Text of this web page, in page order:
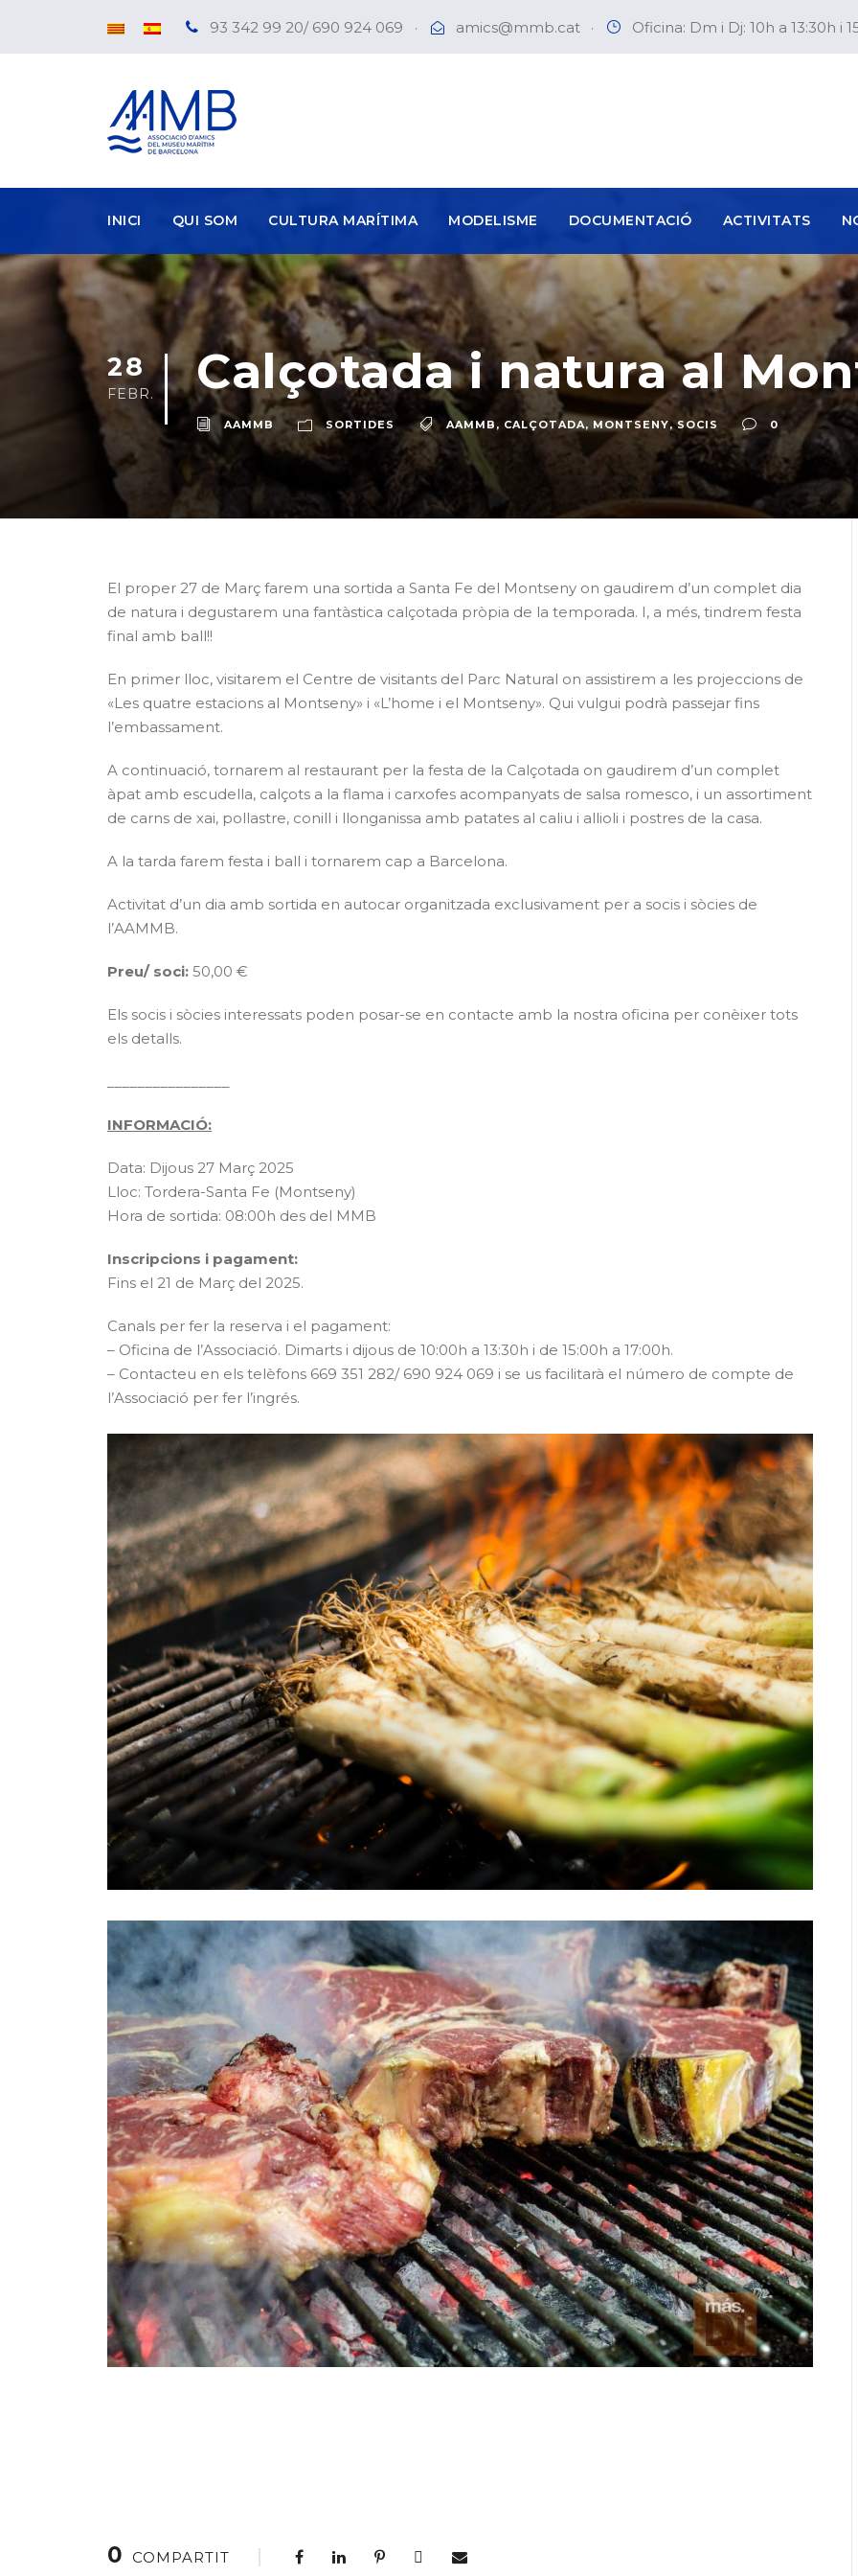
93 342 99 20/ 690 924 069 · amics@mmb.cat · Oficina: Dm i Dj: 10h a 13:30h i
INICI QUI SOM CULTURA MARÍTIMA MODELISME DOCUMENTACIÓ ACTIVITATS
28
FEBR. Calçotada i natura al
AAMMB SORTIDES AAMMB , CALÇOTADA, MONTSENY, SOCIS 0
El proper 27 de Març farem una sortida a Santa Fe del Montseny on gaudirem d’un complet dia
de natura i degustarem una fantàstica calçotada pròpia de la temporada. I, a més, tindrem festa
final amb ball!!
En primer lloc, visitarem el Centre de visitants del Parc Natural on assistirem a les projeccions de
«Les quatre estacions al Montseny» i «L’home i el Montseny». Qui vulgui podrà passejar fins
l’embassament.
A continuació, tornarem al restaurant per la festa de la Calçotada on gaudirem d’un complet
àpat amb escudella, calçots a la flama i carxofes acompanyats de salsa romesco, i un assortiment
de carns de xai, pollastre, conill i llonganissa amb patates al caliu i allioli i postres de la casa.
A la tarda farem festa i ball i tornarem cap a Barcelona.
Activitat d’un dia amb sortida en autocar organitzada exclusivament per a socis i sòcies de
l’AAMMB.
Preu/ soci: 50,00 €
Els socis i sòcies interessats poden posar-se en contacte amb la nostra oficina per conèixer tots
els detalls.
INFORMACIÓ:
Data: Dijous 27 Març 2025
Lloc: Tordera-Santa Fe (Montseny)
Hora de sortida: 08:00h des del MMB
Inscripcions i pagament:
Fins el 21 de Març del 2025.
Canals per fer la reserva i el pagament:
– Oficina de l’Associació. Dimarts i dijous de 10:00h a 13:30h i de 15:00h a 17:00h.
– Contacteu en els telèfons 669 351 282/ 690 924 069 i se us facilitarà el número de compte de
l’Associació per fer l’ingrés.
0 COMPARTIT